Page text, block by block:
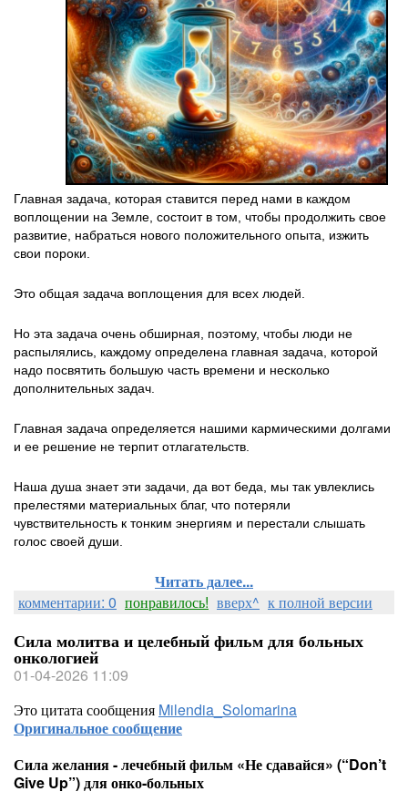
Главная задача, которая ставится перед нами в каждом
воплощении на Земле, состоит в том, чтобы продолжить свое
развитие, набраться нового положительного опыта, изжить
свои пороки.
Это общая задача воплощения для всех людей.
Но эта задача очень обширная, поэтому, чтобы люди не
распылялись, каждому определена главная задача, которой
надо посвятить большую часть времени и несколько
дополнительных задач.
Главная задача определяется нашими кармическими долгами
и ее решение не терпит отлагательств.
Наша душа знает эти задачи, да вот беда, мы так увлеклись
прелестями материальных благ, что потеряли
чувствительность к тонким энергиям и перестали слышать
голос своей души.
Читать далее...
комментарии: 0 понравилось! вверх^ к полной версии
Сила молитва и целебный фильм для больных
онкологией
01-04-2026 11:09
Это цитата сообщения Milendia_Solomarina
Оригинальное сообщение
Сила желания - лечебный фильм «Не сдавайся» (“Don’t
Give Up”) для онко-больных